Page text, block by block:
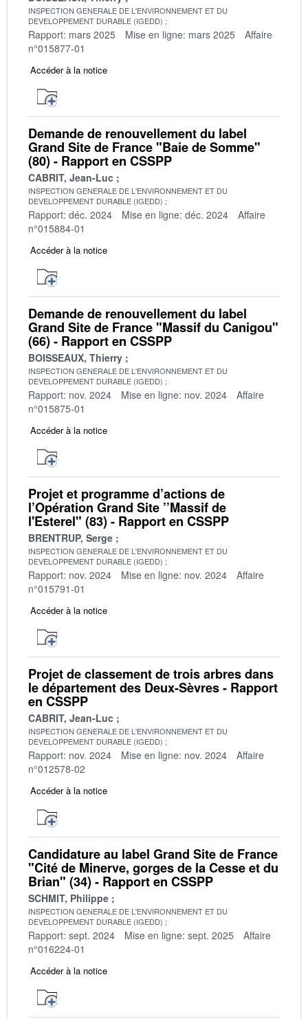
INSPECTION GENERALE DE L'ENVIRONNEMENT ET DU
DEVELOPPEMENT DURABLE (IGEDD)
Rapport: mars 2025 Mise en ligne: mars 2025
Affaire
n°015877-01
Accéder à la notice
Demande de renouvellement du label
Grand Site de France "Baie de Somme"
(80) - Rapport en CSSPP
CABRIT, Jean-Luc
INSPECTION GENERALE DE L'ENVIRONNEMENT ET DU
DEVELOPPEMENT DURABLE (IGEDD)
Rapport: déc. 2024 Mise en ligne: déc. 2024
Affaire
n°015884-01
Accéder à la notice
Demande de renouvellement du label
Grand Site de France "Massif du Canigou"
(66) - Rapport en CSSPP
BOISSEAUX, Thierry
INSPECTION GENERALE DE L'ENVIRONNEMENT ET DU
DEVELOPPEMENT DURABLE (IGEDD)
Rapport: nov. 2024 Mise en ligne: nov. 2024
Affaire
n°015875-01
Accéder à la notice
Projet et programme d’actions de
l’Opération Grand Site ’’Massif de
l'Esterel" (83) - Rapport en CSSPP
BRENTRUP, Serge
INSPECTION GENERALE DE L'ENVIRONNEMENT ET DU
DEVELOPPEMENT DURABLE (IGEDD)
Rapport: nov. 2024 Mise en ligne: nov. 2024
Affaire
n°015791-01
Accéder à la notice
Projet de classement de trois arbres dans
le département des Deux-Sèvres - Rapport
en CSSPP
CABRIT, Jean-Luc
INSPECTION GENERALE DE L'ENVIRONNEMENT ET DU
DEVELOPPEMENT DURABLE (IGEDD)
Rapport: nov. 2024 Mise en ligne: nov. 2024
Affaire
n°012578-02
Accéder à la notice
Candidature au label Grand Site de France
"Cité de Minerve, gorges de la Cesse et du
Brian" (34) - Rapport en CSSPP
SCHMIT, Philippe
INSPECTION GENERALE DE L'ENVIRONNEMENT ET DU
DEVELOPPEMENT DURABLE (IGEDD)
Rapport: sept. 2024 Mise en ligne: sept. 2025
Affaire
n°016224-01
Accéder à la notice